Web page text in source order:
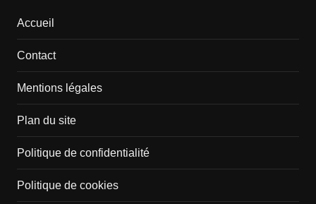
Accueil
Contact
Mentions légales
Plan du site
Politique de confidentialité
Politique de cookies